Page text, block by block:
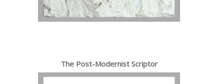
The Post-Modernist Scriptor